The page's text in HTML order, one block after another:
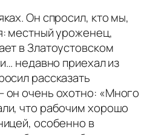
Он спросил, кто мы,
местный уроженец,
в Златоустовском
недавно приехал из
рассказать
он очень охотно: «Много
что рабочим хорошо
особенно в